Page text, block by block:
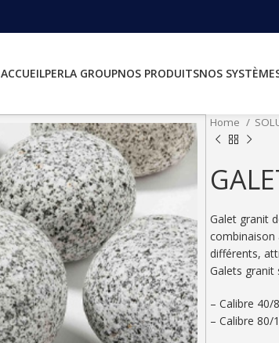
ACCUEILPERLA GROUPNOS PRODUITSNOS
Home
Galet granit
combinaison
différents,
Galets granit
– Calibre 40/
– Calibre 80/